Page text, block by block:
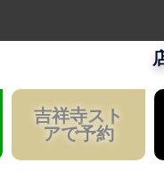
吉祥寺スト
アで予約